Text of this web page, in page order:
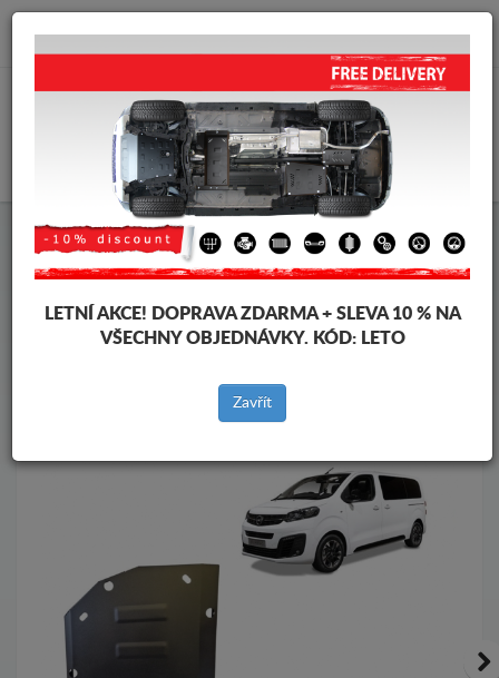
info@krytpodmotor.com
Kryt pod motor Opel Kryt pod motor Opel Zafira
vozidel
Značky vozidel
Zpět na produkty
LETNÍ AKCE! DOPRAVA ZDARMA + SLEVA 10 % NA
VŠECHNY OBJEDNÁVKY. KÓD: LETO
Zavřít